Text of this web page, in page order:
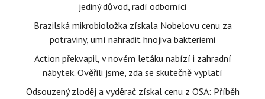
jediný důvod, radí odborníci
Brazilská mikrobioložka získala Nobelovu cenu za
potraviny, umí nahradit hnojiva bakteriemi
Action překvapil, v novém letáku nabízí i zahradní
nábytek. Ověřili jsme, zda se skutečně vyplatí
Odsouzený zloděj a vyděrač získal cenu z OSA: Příběh